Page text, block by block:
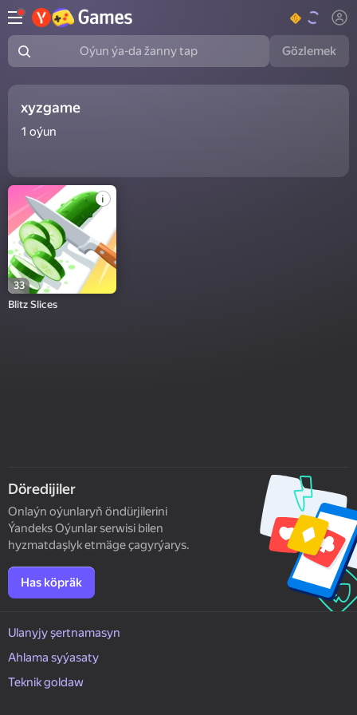
Oýun ýa-da žanny tap Gözlemek
xyzgame
1 oýun
33
Blitz Slices
Döredijiler
Onlaýn oýunlaryň öndürjilerini
Ýandeks Oýunlar serwisi bilen
hyzmatdaşlyk etmäge çagyrýarys.
Has köpräk
Ulanyjy şertnamasyn
Ahlama syýasaty
Teknik goldaw